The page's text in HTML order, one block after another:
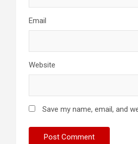
Email
Website
Save my name, email, and